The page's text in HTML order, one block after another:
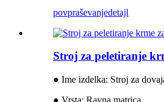
povpraševanjedetajl
Stroj za peletiranje
● Ime izdelka: Stroj za
● Vrsta: Ravna matrica